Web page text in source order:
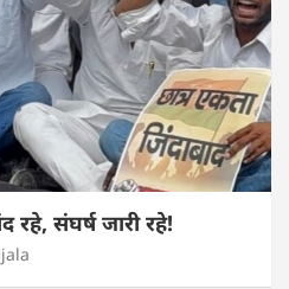
रहे, संघर्ष जारी रहे!